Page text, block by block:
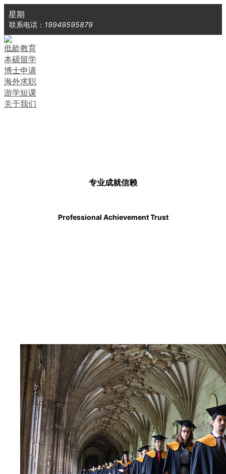
星期
联系电话： 19949595879
低龄教育
本硕留学
博士申请
海外求职
游学短课
关于我们
专业成就信赖
Professional Achievement Trust